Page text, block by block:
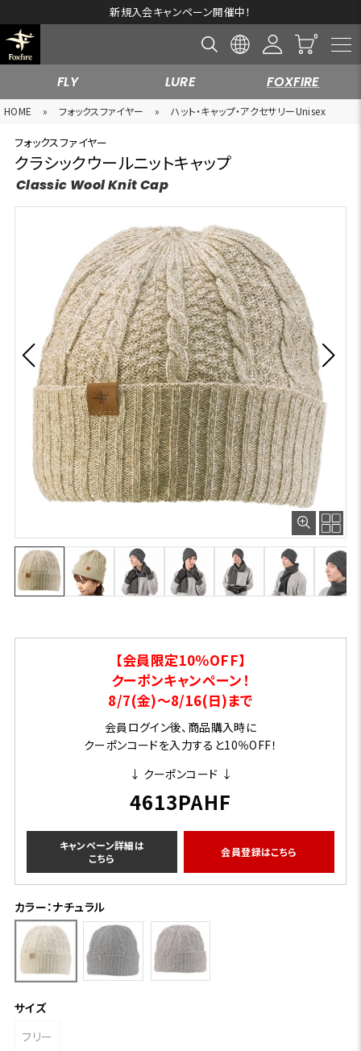
新規入会キャンペーン開催中！
FLY LURE FOXFIRE
HOME » フォックスファイヤー » ハット・キャップ・アクセサリーUnisex
フォックスファイヤー
クラシックウールニットキャップ
Classic Wool Knit Cap
【会員限定10％OFF】
クーポンキャンペーン！
8/7(金)～8/16(日)まで
会員ログイン後、商品購入時に
クーポンコードを入力すると10％OFF！
↓ クーポンコード ↓
4613PAHF
キャンペーン詳細は
こちら
会員登録はこちら
カラー：ナチュラル
サイズ
フリー